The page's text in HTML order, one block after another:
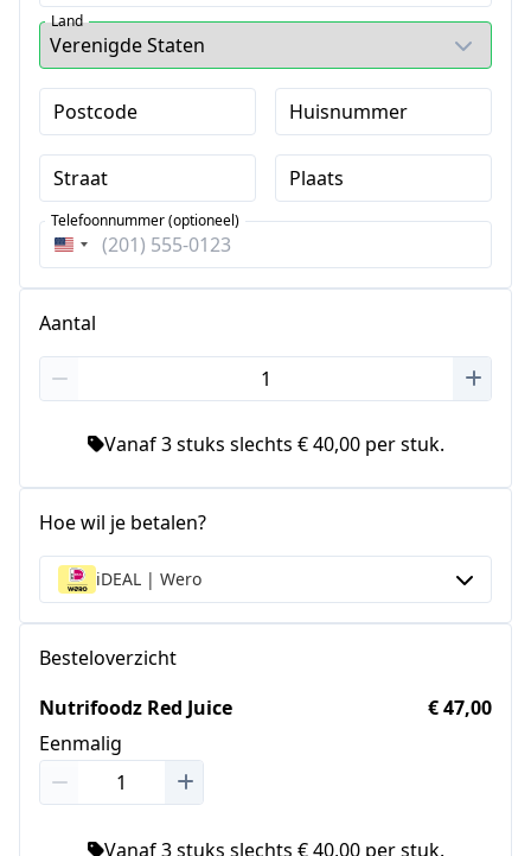
Land
Postcode Huisnummer
Straat Plaats
Verenigde
Telefoonnummer (optioneel)
Aantal
Vanaf 3 stuks slechts € 40,00 per stuk.
Hoe wil je betalen?
iDEAL | Wero
Besteloverzicht
Nutrifoodz Red Juice
Eenmalig
€ 47,00
Vanaf 3 stuks slechts € 40,00 per stuk.